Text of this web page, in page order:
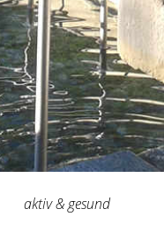
aktiv & gesund